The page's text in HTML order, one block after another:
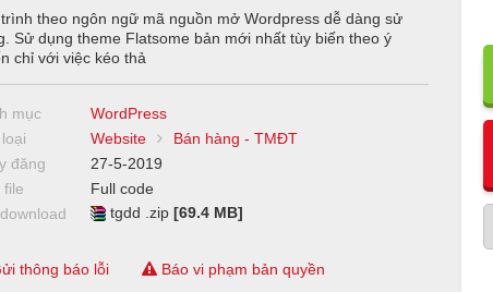
theo ngôn ngữ mã nguồn mở Wordpress dễ dàng sử
Sử dụng theme Flatsome bản mới nhất tùy biến theo ý
chỉ với việc kéo thả
mục
WordPress
Website
Bán hàng - TMĐT
đăng
27-5-2019
file
Full code
tgdd .zip [69.4 MB]
thông báo lỗi Báo vi phạm bản quyền